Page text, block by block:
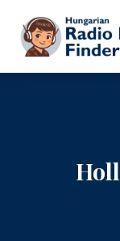
To contents